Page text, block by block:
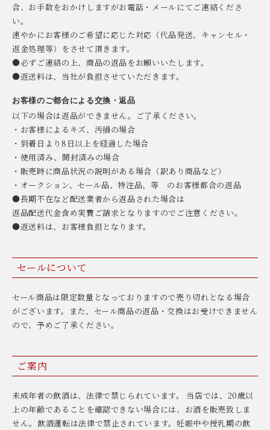
合、お手数をおかけしますがお電話・メールにてご連絡くださ
い。
速やかにお客様のご希望に応じた対応（代品発送、キャンセル・
返金処理等）をさせて頂きます。
●必ずご連絡の上、商品の返品をお願いいたします。
●返送料は、当社が負担させていただきます。
お客様のご都合による交換・返品
以下の場合は返品ができません。ご了承ください。
・お客様によるキズ、汚損の場合
・到着日より8日以上を経過した場合
・使用済み、開封済みの場合
・販売時に商品状況の説明がある場合（訳あり商品など）
・オークション、セール品、特注品、等 のお客様都合の返品
●長期不在など配送業者から返品された場合は
返品配送代金含め実費ご請求となりますのでご注意ください。
●返送料は、お客様負担となります。
セールについて
セール商品は限定数量となっておりますので売り切れとなる場合
がございます。また、セール商品の返品・交換はお受けできません
ので、予めご了承ください。
ご案内
未成年者の飲酒は、法律で禁じられています。 当店では、20歳以
上の年齢であることを確認できない場合には、お酒を販売致しま
せん。飲酒運転は法律で禁止されています。妊娠中や授乳期の飲